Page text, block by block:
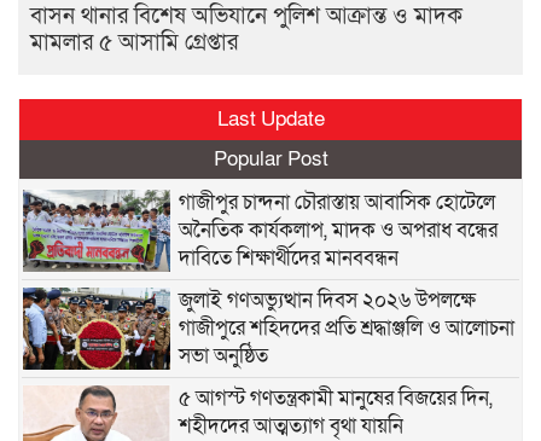
বাসন থানার বিশেষ অভিযানে পুলিশ আক্রান্ত ও মাদক
মামলার ৫ আসামি গ্রেপ্তার
Last Update
Popular Post
গাজীপুর চান্দনা চৌরাস্তায় আবাসিক হোটেলে
অনৈতিক কার্যকলাপ, মাদক ও অপরাধ বন্ধের
দাবিতে শিক্ষার্থীদের মানববন্ধন
জুলাই গণঅভ্যুত্থান দিবস ২০২৬ উপলক্ষে
গাজীপুরে শহিদদের প্রতি শ্রদ্ধাঞ্জলি ও আলোচনা
সভা অনুষ্ঠিত
৫ আগস্ট গণতন্ত্রকামী মানুষের বিজয়ের দিন,
শহীদদের আত্মত্যাগ বৃথা যায়নি